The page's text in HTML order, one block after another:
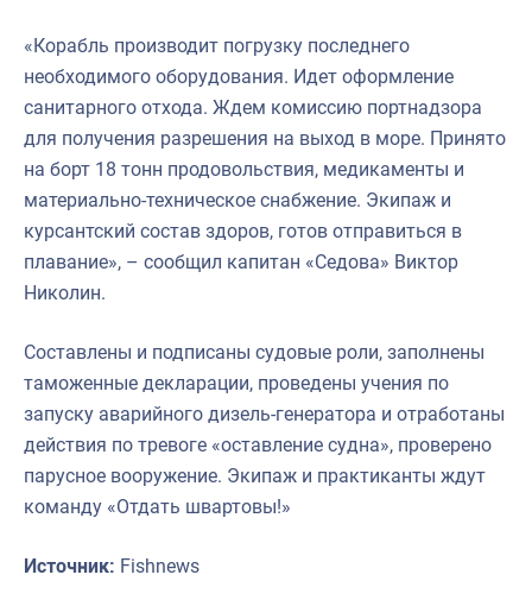
«Корабль производит погрузку последнего
необходимого оборудования. Идет оформление
санитарного отхода. Ждем комиссию портнадзора
для получения разрешения на выход в море. Принято
на борт 18 тонн продовольствия, медикаменты и
материально-техническое снабжение. Экипаж и
курсантский состав здоров, готов отправиться в
плавание», – сообщил капитан «Седова» Виктор
Николин.
Составлены и подписаны судовые роли, заполнены
таможенные декларации, проведены учения по
запуску аварийного дизель-генератора и отработаны
действия по тревоге «оставление судна», проверено
парусное вооружение. Экипаж и практиканты ждут
команду «Отдать швартовы!»
Источник: Fishnews